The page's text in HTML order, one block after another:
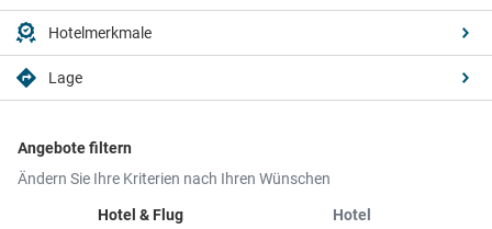
Hotelmerkmale
Lage
Angebote filtern
Ändern Sie Ihre Kriterien nach Ihren Wünschen
Hotel & Flug
Hotel